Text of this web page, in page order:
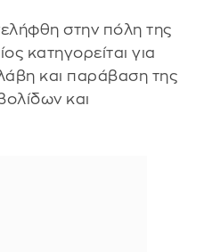
στην πόλη της
κατηγορείται για
και παράβαση της
και